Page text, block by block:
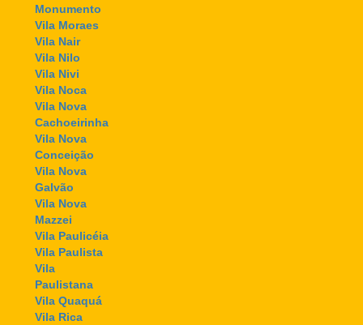
Monumento
Vila Moraes
Vila Nair
Vila Nilo
Vila Nivi
Vila Noca
Vila Nova
Cachoeirinha
Vila Nova
Conceição
Vila Nova
Galvão
Vila Nova
Mazzei
Vila Paulicéia
Vila Paulista
Vila
Paulistana
Vila Quaquá
Vila Rica